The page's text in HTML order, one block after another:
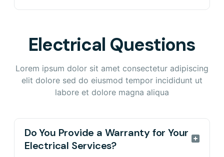
ligula eget dolor. Aenean massa. Cum sociis
natoque.
urna. Donec vitae sapien ante. In malesuada
hendrerit neque tincidunt faucibus urna
efficitur a. Nunc onsectetur eleifend nisi, sed
eleifend lectus condimentum eu. Aliquam erat
volutpat. Integer consequat turpised nec nisl
laoreet gravida tiam eleifend porta neque vel
Electrical Questions
Lorem ipsum dolor sit amet consectetur adipiscing
elit dolore sed do eiusmod tempor incididunt ut
labore et dolore magna aliqua
Do You Provide a Warranty for Your
Electrical Services?